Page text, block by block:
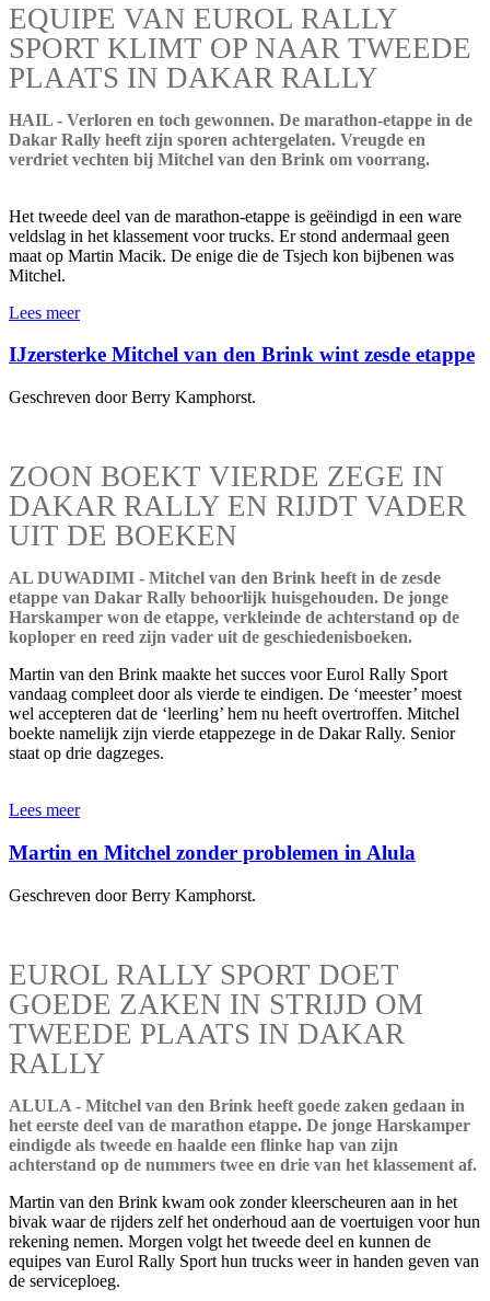
EQUIPE VAN EUROL RALLY
SPORT KLIMT OP NAAR TWEEDE
PLAATS IN DAKAR RALLY
HAIL - Verloren en toch gewonnen. De marathon-etappe in de
Dakar Rally heeft zijn sporen achtergelaten. Vreugde en
verdriet vechten bij Mitchel van den Brink om voorrang.
Het tweede deel van de marathon-etappe is geëindigd in een ware
veldslag in het klassement voor trucks. Er stond andermaal geen
maat op Martin Macik. De enige die de Tsjech kon bijbenen was
Mitchel.
Lees meer
IJzersterke Mitchel van den Brink wint zesde etappe
Geschreven door Berry Kamphorst.
ZOON BOEKT VIERDE ZEGE IN
DAKAR RALLY EN RIJDT VADER
UIT DE BOEKEN
AL DUWADIMI - Mitchel van den Brink heeft in de zesde
etappe van Dakar Rally behoorlijk huisgehouden. De jonge
Harskamper won de etappe, verkleinde de achterstand op de
koploper en reed zijn vader uit de geschiedenisboeken.
Martin van den Brink maakte het succes voor Eurol Rally Sport
vandaag compleet door als vierde te eindigen. De ‘meester’ moest
wel accepteren dat de ‘leerling’ hem nu heeft overtroffen. Mitchel
boekte namelijk zijn vierde etappezege in de Dakar Rally. Senior
staat op drie dagzeges.
Lees meer
Martin en Mitchel zonder problemen in Alula
Geschreven door Berry Kamphorst.
EUROL RALLY SPORT DOET
GOEDE ZAKEN IN STRIJD OM
TWEEDE PLAATS IN DAKAR
RALLY
ALULA - Mitchel van den Brink heeft goede zaken gedaan in
het eerste deel van de marathon etappe. De jonge Harskamper
eindigde als tweede en haalde een flinke hap van zijn
achterstand op de nummers twee en drie van het klassement af.
Martin van den Brink kwam ook zonder kleerscheuren aan in het
bivak waar de rijders zelf het onderhoud aan de voertuigen voor hun
rekening nemen. Morgen volgt het tweede deel en kunnen de
equipes van Eurol Rally Sport hun trucks weer in handen geven van
de serviceploeg.